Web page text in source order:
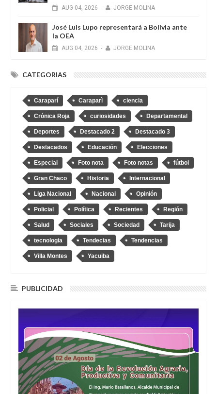
AUG 04, 2026 - JORGE MOLINA
José Luis Lupo representará a Bolivia ante
la OEA
AUG 04, 2026 - JORGE MOLINA
CATEGORIAS
Caraparí Caraparì ciencia
Crónica Roja curiosidades Departamental
Deportes Destacado 2 Destacado 3
Destacados Educación Elecciones
Especial Foto nota Foto notas fútbol
Gran Chaco Historia Internacional
Liga Nacional Nacional Opinión
Policial Política Recientes Región
Salud Sociales Sociedad Tarija
tecnologia Tendecias Tendencias
Villa Montes Yacuiba
PUBLICIDAD